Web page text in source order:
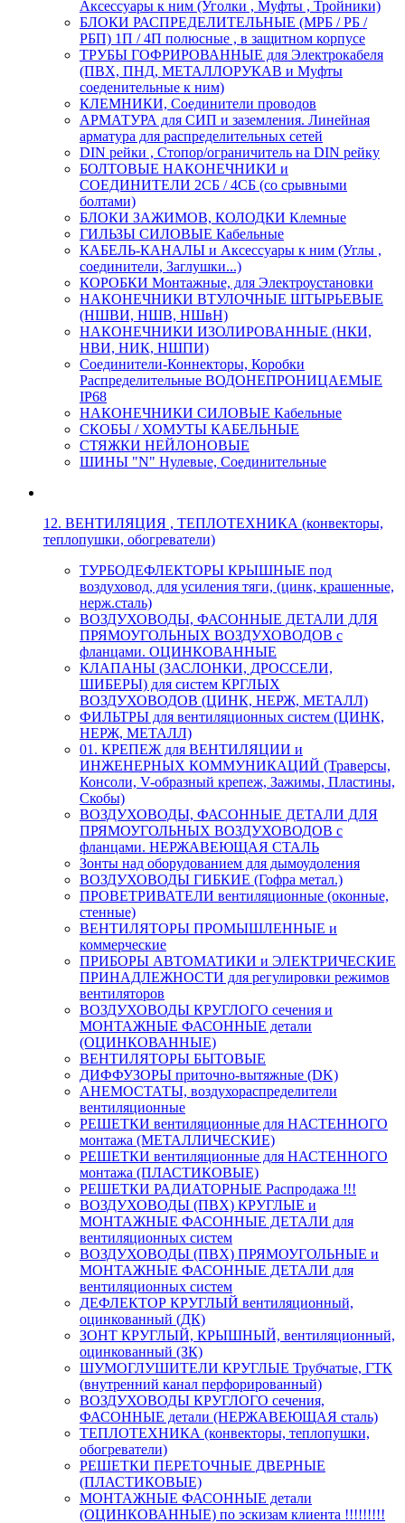
Аксессуары к ним (Уголки , Муфты , Тройники)
БЛОКИ РАСПРЕДЕЛИТЕЛЬНЫЕ (МРБ / РБ /
РБП) 1П / 4П полюсные , в защитном корпусе
ТРУБЫ ГОФРИРОВАННЫЕ для Электрокабеля
(ПВХ, ПНД, МЕТАЛЛОРУКАВ и Муфты
соеденительные к ним)
КЛЕМНИКИ, Соединители проводов
АРМАТУРА для СИП и заземления. Линейная
арматура для распределительных сетей
DIN рейки , Стопор/ограничитель на DIN рейку
БОЛТОВЫЕ НАКОНЕЧНИКИ и
СОЕДИНИТЕЛИ 2СБ / 4СБ (со срывными
болтами)
БЛОКИ ЗАЖИМОВ, КОЛОДКИ Клемные
ГИЛЬЗЫ СИЛОВЫЕ Кабельные
КАБЕЛЬ-КАНАЛЫ и Аксессуары к ним (Углы ,
соединители, Заглушки...)
КОРОБКИ Монтажные, для Электроустановки
НАКОНЕЧНИКИ ВТУЛОЧНЫЕ ШТЫРЬЕВЫЕ
(НШВИ, НШВ, НШвН)
НАКОНЕЧНИКИ ИЗОЛИРОВАННЫЕ (НКИ,
НВИ, НИК, НШПИ)
Соединители-Коннекторы, Коробки
Распределительные ВОДОНЕПРОНИЦАЕМЫЕ
IP68
НАКОНЕЧНИКИ СИЛОВЫЕ Кабельные
СКОБЫ / ХОМУТЫ КАБЕЛЬНЫЕ
СТЯЖКИ НЕЙЛОНОВЫЕ
ШИНЫ "N" Нулевые, Соединительные
12. ВЕНТИЛЯЦИЯ , ТЕПЛОТЕХНИКА (конвекторы,
теплопушки, обогреватели)
ТУРБОДЕФЛЕКТОРЫ КРЫШНЫЕ под
воздуховод, для усиления тяги, (цинк, крашенные,
нерж.сталь)
ВОЗДУХОВОДЫ, ФАСОННЫЕ ДЕТАЛИ ДЛЯ
ПРЯМОУГОЛЬНЫХ ВОЗДУХОВОДОВ с
фланцами. ОЦИНКОВАННЫЕ
КЛАПАНЫ (ЗАСЛОНКИ, ДРОССЕЛИ,
ШИБЕРЫ) для систем КРГЛЫХ
ВОЗДУХОВОДОВ (ЦИНК, НЕРЖ, МЕТАЛЛ)
ФИЛЬТРЫ для вентиляционных систем (ЦИНК,
НЕРЖ, МЕТАЛЛ)
01. КРЕПЕЖ для ВЕНТИЛЯЦИИ и
ИНЖЕНЕРНЫХ КОММУНИКАЦИЙ (Траверсы,
Консоли, V-образный крепеж, Зажимы, Пластины,
Скобы)
ВОЗДУХОВОДЫ, ФАСОННЫЕ ДЕТАЛИ ДЛЯ
ПРЯМОУГОЛЬНЫХ ВОЗДУХОВОДОВ с
фланцами. НЕРЖАВЕЮЩАЯ СТАЛЬ
Зонты над оборудованием для дымоудоления
ВОЗДУХОВОДЫ ГИБКИЕ (Гофра метал.)
ПРОВЕТРИВАТЕЛИ вентиляционные (оконные,
стенные)
ВЕНТИЛЯТОРЫ ПРОМЫШЛЕННЫЕ и
коммерческие
ПРИБОРЫ АВТОМАТИКИ и ЭЛЕКТРИЧЕСКИЕ
ПРИНАДЛЕЖНОСТИ для регулировки режимов
вентиляторов
ВОЗДУХОВОДЫ КРУГЛОГО сечения и
МОНТАЖНЫЕ ФАСОННЫЕ детали
(ОЦИНКОВАННЫЕ)
ВЕНТИЛЯТОРЫ БЫТОВЫЕ
ДИФФУЗОРЫ приточно-вытяжные (DK)
АНЕМОСТАТЫ, воздухораспределители
вентиляционные
РЕШЕТКИ вентиляционные для НАСТЕННОГО
монтажа (МЕТАЛЛИЧЕСКИЕ)
РЕШЕТКИ вентиляционные для НАСТЕННОГО
монтажа (ПЛАСТИКОВЫЕ)
РЕШЕТКИ РАДИАТОРНЫЕ Распродажа !!!
ВОЗДУХОВОДЫ (ПВХ) КРУГЛЫЕ и
МОНТАЖНЫЕ ФАСОННЫЕ ДЕТАЛИ для
вентиляционных систем
ВОЗДУХОВОДЫ (ПВХ) ПРЯМОУГОЛЬНЫЕ и
МОНТАЖНЫЕ ФАСОННЫЕ ДЕТАЛИ для
вентиляционных систем
ДЕФЛЕКТОР КРУГЛЫЙ вентиляционный,
оцинкованный (ДК)
ЗОНТ КРУГЛЫЙ, КРЫШНЫЙ, вентиляционный,
оцинкованный (ЗК)
ШУМОГЛУШИТЕЛИ КРУГЛЫЕ Трубчатые, ГТК
(внутренний канал перфорированный)
ВОЗДУХОВОДЫ КРУГЛОГО сечения,
ФАСОННЫЕ детали (НЕРЖАВЕЮЩАЯ сталь)
ТЕПЛОТЕХНИКА (конвекторы, теплопушки,
обогреватели)
РЕШЕТКИ ПЕРЕТОЧНЫЕ ДВЕРНЫЕ
(ПЛАСТИКОВЫЕ)
МОНТАЖНЫЕ ФАСОННЫЕ детали
(ОЦИНКОВАННЫЕ) по эскизам клиента !!!!!!!!!